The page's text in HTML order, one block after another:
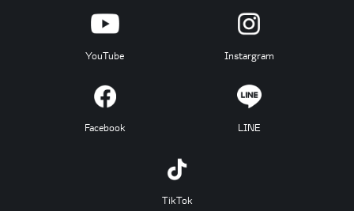
YouTube Instargram
Facebook LINE
TikTok